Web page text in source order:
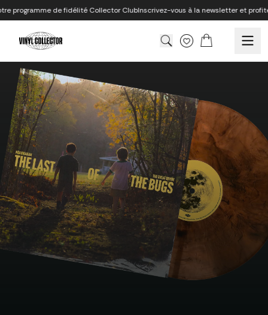
de fidélité Collector ClubInscrivez-vous à la newsletter et profitez de 10%
Vinyl Collector store
Panier